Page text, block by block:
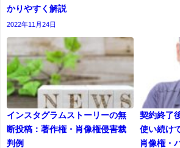
かりやすく解説
2022年11月24日
インスタグラムストーリーの無
断投稿：著作権・肖像権侵害裁
判例
契約終了
使い続け
肖像権・